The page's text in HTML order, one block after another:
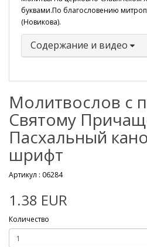
буквами.По благословению
(Новикова).
Содержание и видео
Молитвослов с
Святому
Пасхальный
шрифт
Артикул : 06284
1.38 EUR
Количество